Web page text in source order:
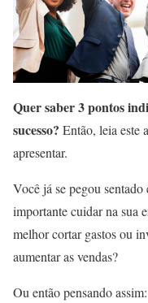
Quer saber 3 pontos
sucesso? Então, leia este
apresentar.
Você já se pegou sentado
importante cuidar na sua
melhor cortar gastos ou
aumentar as vendas?
Ou então pensando